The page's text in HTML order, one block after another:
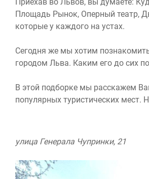
Площадь Рынок, Оперный театр,
которые у каждого на устах.
Сегодня же мы хотим
городом Льва. Каким его до сих
В этой подборке мы расскажем
популярных туристических мест.
улица Генерала Чупринки, 21